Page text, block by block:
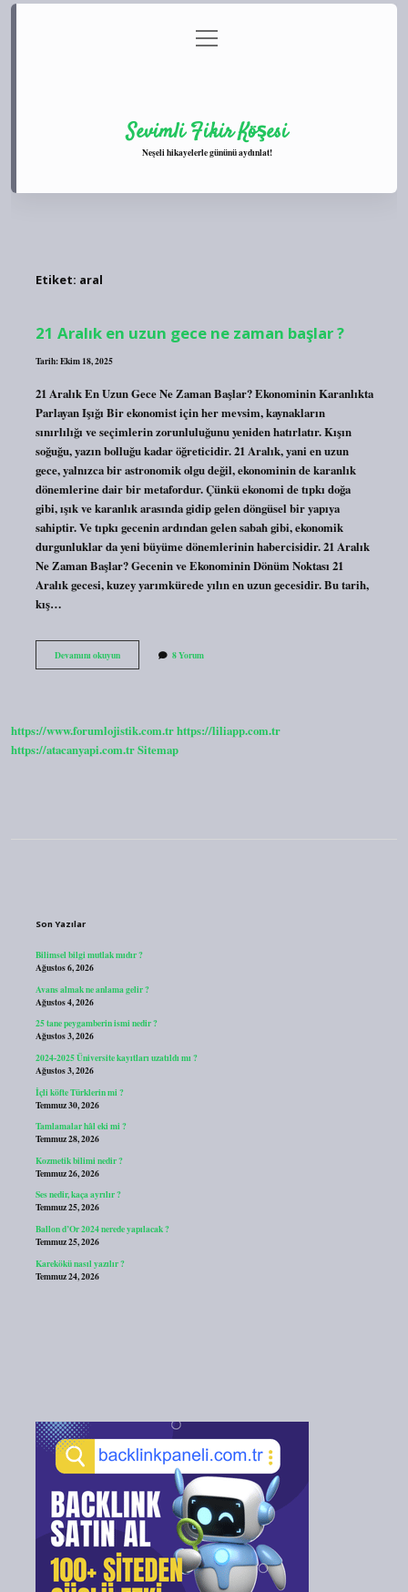
Gizlilik Politikası
menüyü
aç
Sevimli Fikir Köşesi
Neşeli hikayelerle gününü aydınlat!
Etiket: aral
21 Aralık en uzun gece ne zaman başlar ?
Tarih: Ekim 18, 2025
21 Aralık En Uzun Gece Ne Zaman Başlar? Ekonominin Karanlıkta
Parlayan Işığı Bir ekonomist için her mevsim, kaynakların
sınırlılığı ve seçimlerin zorunluluğunu yeniden hatırlatır. Kışın
soğuğu, yazın bolluğu kadar öğreticidir. 21 Aralık, yani en uzun
gece, yalnızca bir astronomik olgu değil, ekonominin de karanlık
dönemlerine dair bir metafordur. Çünkü ekonomi de tıpkı doğa
gibi, ışık ve karanlık arasında gidip gelen döngüsel bir yapıya
sahiptir. Ve tıpkı gecenin ardından gelen sabah gibi, ekonomik
durgunluklar da yeni büyüme dönemlerinin habercisidir. 21 Aralık
Ne Zaman Başlar? Gecenin ve Ekonominin Dönüm Noktası 21
Aralık gecesi, kuzey yarımkürede yılın en uzun gecesidir. Bu tarih,
kış…
Devamını okuyun21
Aralık
zaman
?
8 Yorum
https://www.forumlojistik.com.trhttps://liliapp.com.tr
https://atacanyapi.com.trSitemap
Son Yazılar
Bilimsel bilgi mutlak mıdır ?
Ağustos 6, 2026
Avans almak ne anlama gelir ?
Ağustos 4, 2026
25 tane peygamberin ismi nedir ?
Ağustos 3, 2026
2024-2025 Üniversite kayıtları uzatıldı mı ?
Ağustos 3, 2026
İçli köfte Türklerin mi ?
Temmuz 30, 2026
Tamlamalar hâl eki mi ?
Temmuz 28, 2026
Kozmetik bilimi nedir ?
Temmuz 26, 2026
Ses nedir, kaça ayrılır ?
Temmuz 25, 2026
Ballon d’Or 2024 nerede yapılacak ?
Temmuz 25, 2026
Karekökü nasıl yazılır ?
Temmuz 24, 2026